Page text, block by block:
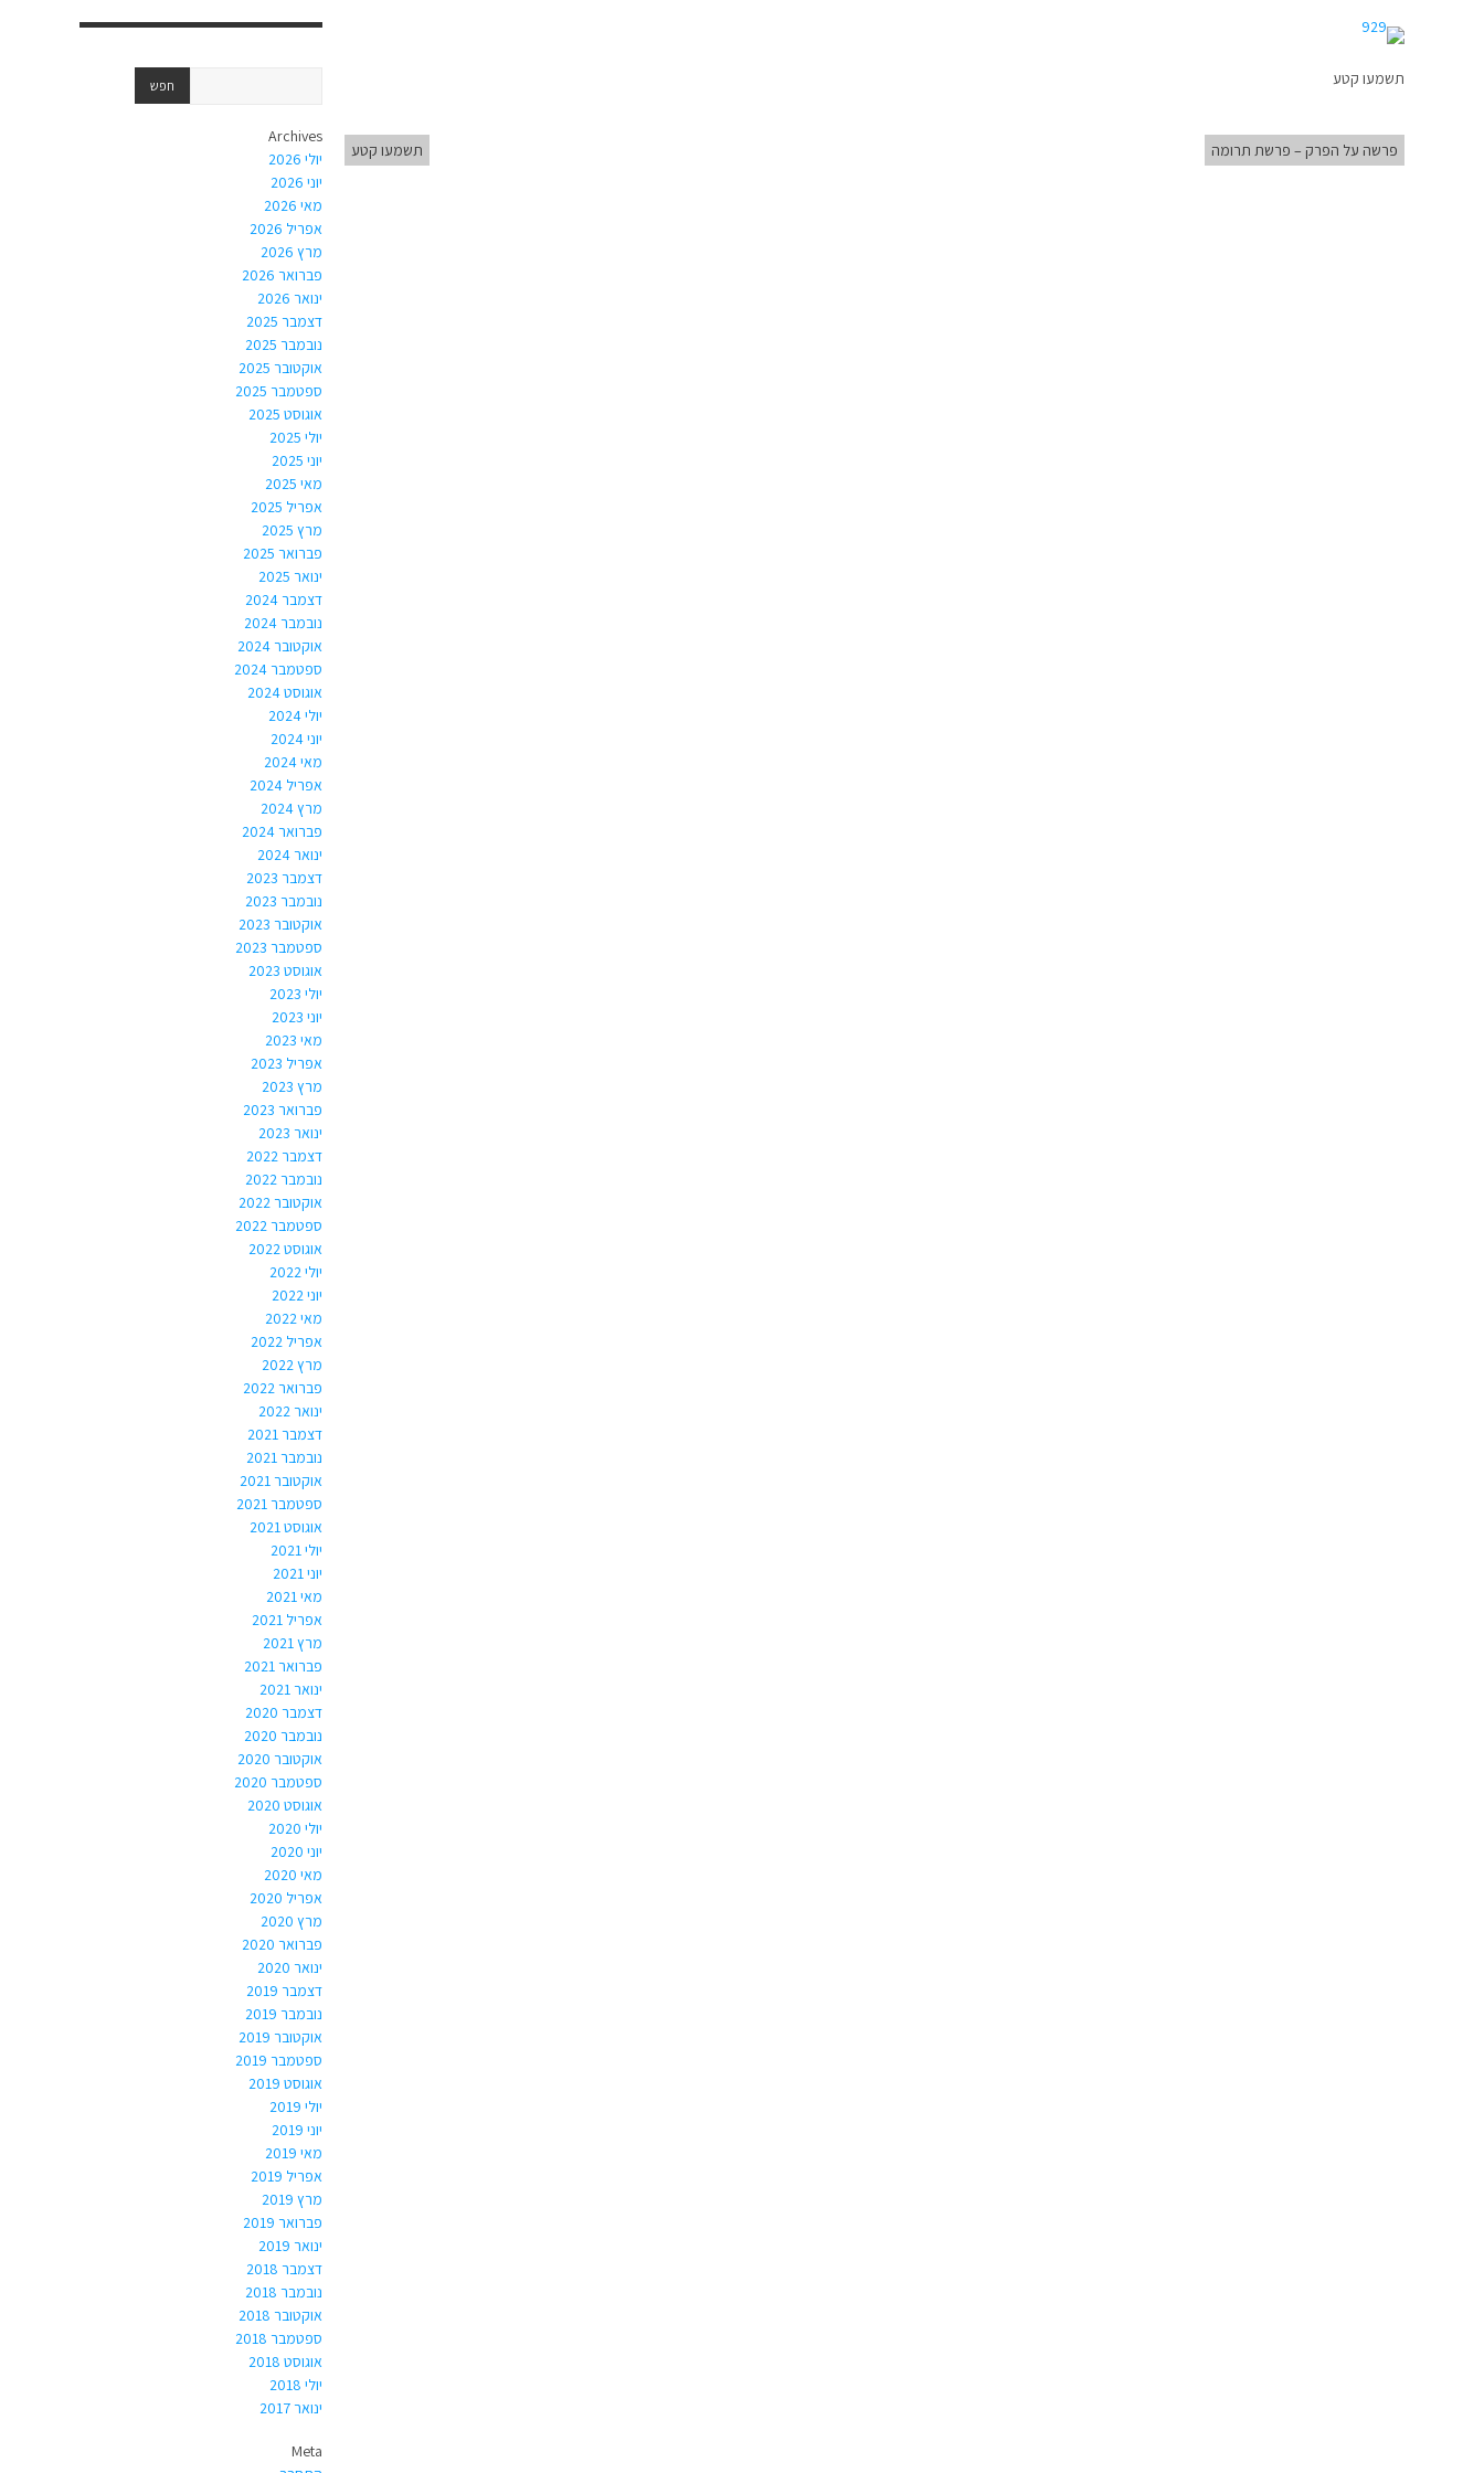
תשמעו קטע
פרשה על הפרק – פרשת תרומה תשמעו קטע
Archives
יולי 2026
יוני 2026
מאי 2026
אפריל 2026
מרץ 2026
פברואר 2026
ינואר 2026
דצמבר 2025
נובמבר 2025
אוקטובר 2025
ספטמבר 2025
אוגוסט 2025
יולי 2025
יוני 2025
מאי 2025
אפריל 2025
מרץ 2025
פברואר 2025
ינואר 2025
דצמבר 2024
נובמבר 2024
אוקטובר 2024
ספטמבר 2024
אוגוסט 2024
יולי 2024
יוני 2024
מאי 2024
אפריל 2024
מרץ 2024
פברואר 2024
ינואר 2024
דצמבר 2023
נובמבר 2023
אוקטובר 2023
ספטמבר 2023
אוגוסט 2023
יולי 2023
יוני 2023
מאי 2023
אפריל 2023
מרץ 2023
פברואר 2023
ינואר 2023
דצמבר 2022
נובמבר 2022
אוקטובר 2022
ספטמבר 2022
אוגוסט 2022
יולי 2022
יוני 2022
מאי 2022
אפריל 2022
מרץ 2022
פברואר 2022
ינואר 2022
דצמבר 2021
נובמבר 2021
אוקטובר 2021
ספטמבר 2021
אוגוסט 2021
יולי 2021
יוני 2021
מאי 2021
אפריל 2021
מרץ 2021
פברואר 2021
ינואר 2021
דצמבר 2020
נובמבר 2020
אוקטובר 2020
ספטמבר 2020
אוגוסט 2020
יולי 2020
יוני 2020
מאי 2020
אפריל 2020
מרץ 2020
פברואר 2020
ינואר 2020
דצמבר 2019
נובמבר 2019
אוקטובר 2019
ספטמבר 2019
אוגוסט 2019
יולי 2019
יוני 2019
מאי 2019
אפריל 2019
מרץ 2019
פברואר 2019
ינואר 2019
דצמבר 2018
נובמבר 2018
אוקטובר 2018
ספטמבר 2018
אוגוסט 2018
יולי 2018
ינואר 2017
Meta